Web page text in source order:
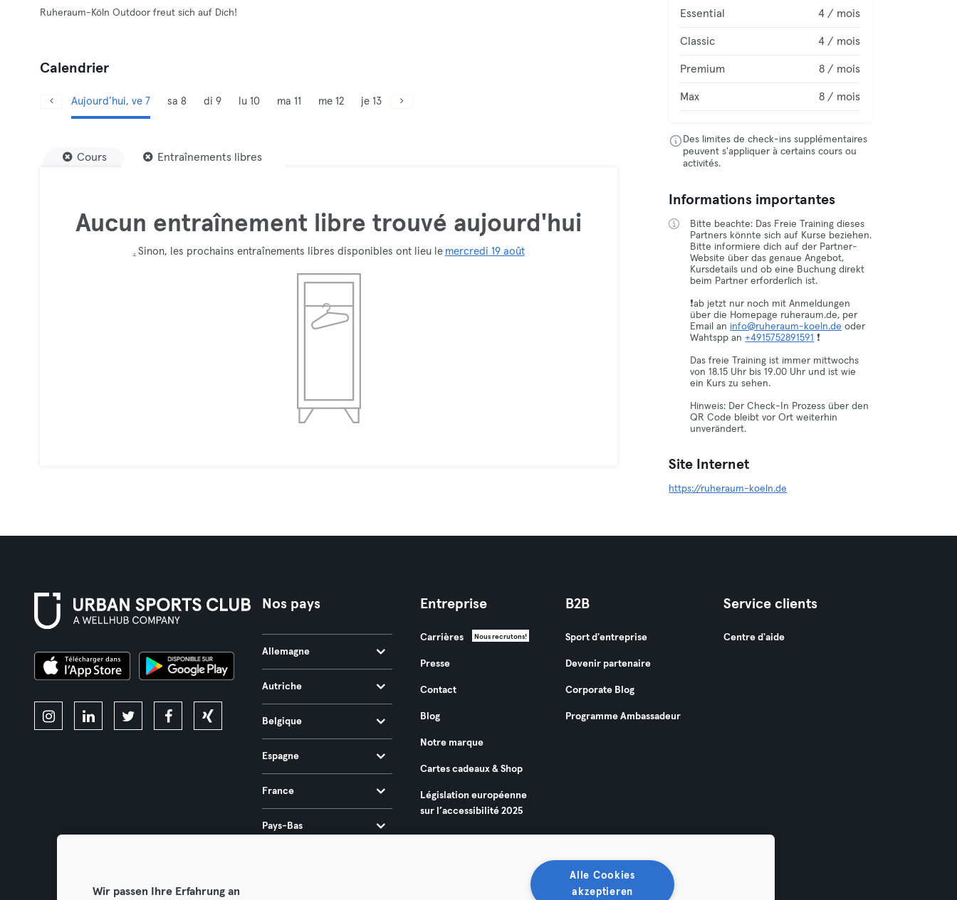
Ruheraum-Köln Outdoor freut sich auf Dich!
Calendrier
Aujourd’hui, ve 7 sa 8 di 9 lu 10 ma 11 me 12 je 13
Cours Entraînements libres
Aucun entraînement libre trouvé aujourd'hui
. Sinon, les prochains entraînements libres disponibles ont lieu le mercredi 19 août
Essential 4 / mois
Classic 4 / mois
Premium 8 / mois
Max 8 / mois
Des limites de check-ins supplémentaires
peuvent s'appliquer à certains cours ou
activités.
Informations importantes
Bitte beachte: Das Freie Training dieses
Partners könnte sich auf Kurse beziehen.
Bitte informiere dich auf der Partner-
Website über das genaue Angebot,
Kursdetails und ob eine Buchung direkt
beim Partner erforderlich ist.
❗️ab jetzt nur noch mit Anmeldungen
über die Homepage ruheraum.de, per
Email an info@ruheraum-koeln.de oder
Wahtspp an ‪ +4915752891591 ‬ ❗️
Das freie Training ist immer mittwochs
von 18.15 Uhr bis 19.00 Uhr und ist wie
ein Kurs zu sehen.
Hinweis: Der Check-In Prozess über den
QR Code bleibt vor Ort weiterhin
unverändert.
Site Internet
https://ruheraum-koeln.de
Nos pays
Allemagne
Autriche
Belgique
Espagne
France
Pays-Bas
Entreprise
Carrières Nous recrutons!
Presse
Contact
Blog
Notre marque
Cartes cadeaux & Shop
Législation européenne
sur l’accessibilité 2025
B2B
Sport d'entreprise
Devenir partenaire
Corporate Blog
Programme Ambassadeur
Service clients
Centre d'aide
Wir passen Ihre Erfahrung an
Alle Cookies
akzeptieren